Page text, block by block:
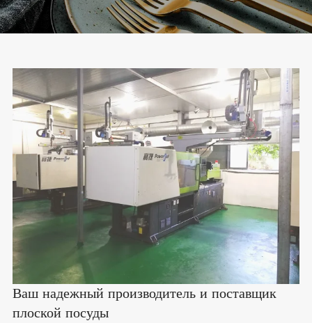
Ваш надежный производитель и поставщик
плоской посуды